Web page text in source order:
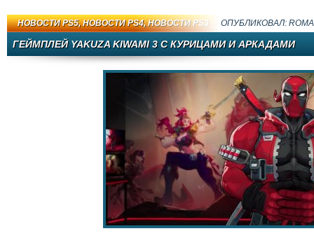
НОВОСТИ PS5,НОВОСТИ PS4,НОВОСТИ PS3 ОПУБЛИКОВАЛ:
ГЕЙМПЛЕЙ YAKUZA KIWAMI 3 С КУРИЦАМИ И АРКАДАМИ